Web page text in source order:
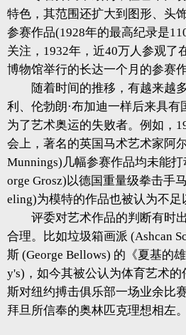
特色，其范围还扩大到图形、头
参赛作品(1928年的最高纪录是
关注，1932年，近40万人参观了
博物馆举行的长达一个月的参赛作
随着时间的推移，有越来越多
利、伦勃朗·布加迪一样后来具
为了艺术奥运的失败者。例如，
会上，著名的英国马术艺术家阿
Munnings)几幅参赛作品均未能打
orge Grosz)以德国重量级拳击手
eling)为模特的作品也被认为不足
评委对艺术作品的判断有时出
合理。比如垃圾箱画派 (Ashcan
斯 (George Bellows) 的《夏基的
y's)，如今其被公认为体育艺术
斯对纽约搏击俱乐部一场业余比
拜旦所信奉的奥林匹克理想相左。